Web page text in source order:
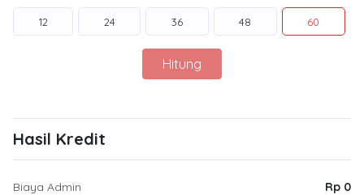
12 24 36 48 60
Hitung
Hasil Kredit
Biaya Admin
Rp 0